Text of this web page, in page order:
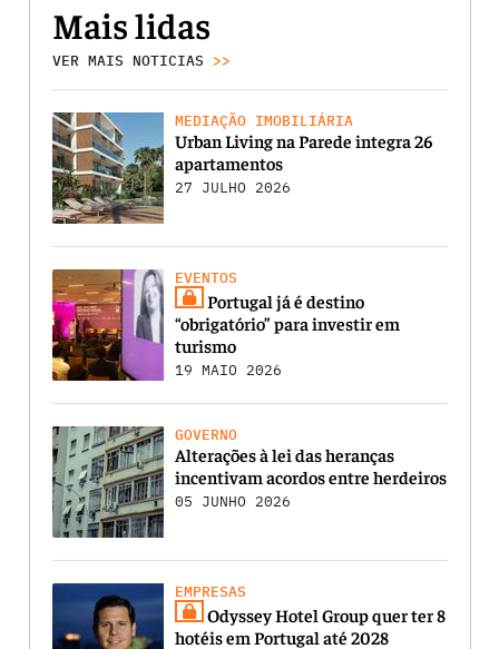
Mais lidas
VER MAIS NOTICIAS >>
MEDIAÇÃO IMOBILIÁRIA
Urban Living na Parede integra 26
apartamentos
27 JULHO 2026
EVENTOS
Portugal já é destino
“obrigatório” para investir em
turismo
19 MAIO 2026
GOVERNO
Alterações à lei das heranças
incentivam acordos entre herdeiros
05 JUNHO 2026
EMPRESAS
Odyssey Hotel Group quer ter 8
hotéis em Portugal até 2028